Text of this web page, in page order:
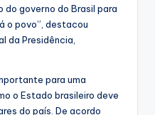
do governo do Brasil para
o povo”, destacou
da Presidência,
para uma
o Estado brasileiro deve
do país. De acordo